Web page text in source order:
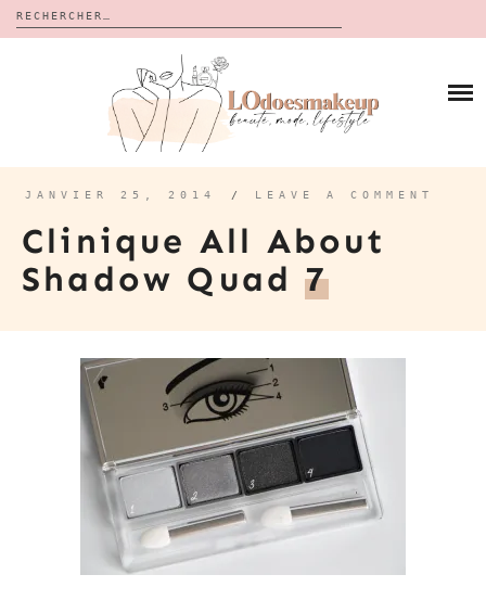
Rechercher :
CALENDRIERS DE L’AVENT
BON PLAN
À PROPOS
CONTACT
JANVIER 25, 2014 / LEAVE A COMMENT
Clinique All About
Shadow Quad7